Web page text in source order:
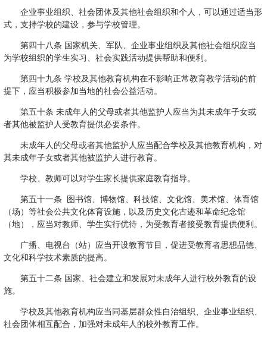
企业事业组织、社会团体及其他社会组织和个人，可以通过适当形
式，支持学校的建设，参与学校管理。
第四十八条 国家机关、军队、企业事业组织及其他社会组织应当
为学校组织的学生实习、社会实践活动提供帮助和便利。
第四十九条 学校及其他教育机构在不影响正常教育教学活动的前
提下，应当积极参加当地的社会公益活动。
第五十条 未成年人的父母或者其他监护人应当为其未成年子女或
者其他被监护人受教育提供必要条件。
未成年人的父母或者其他监护人应当配合学校及其他教育机构，对
其未成年子女或者其他被监护人进行教育。
学校、教师可以对学生家长提供家庭教育指导。
第五十一条 图书馆、博物馆、科技馆、文化馆、美术馆、体育馆
（场）等社会公共文化体育设施，以及历史文化古迹和革命纪念馆
（地），应当对教师、学生实行优待，为受教育者接受教育提供便利。
广播、电视台（站）应当开设教育节目，促进受教育者思想品德、
文化和科学技术素质的提高。
第五十二条 国家、社会建立和发展对未成年人进行校外教育的设
施。
学校及其他教育机构应当同基层群众性自治组织、企业事业组织、
社会团体相互配合，加强对未成年人的校外教育工作。